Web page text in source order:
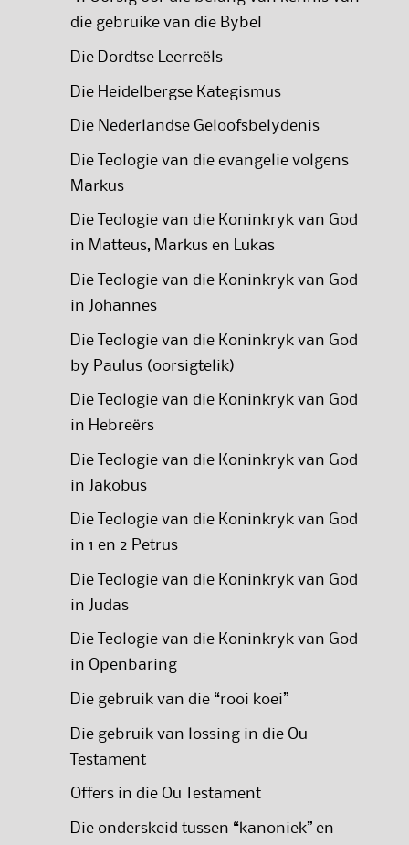
die gebruike van die Bybel
Die Dordtse Leerreëls
Die Heidelbergse Kategismus
Die Nederlandse Geloofsbelydenis
Die Teologie van die evangelie volgens
Markus
Die Teologie van die Koninkryk van God
in Matteus, Markus en Lukas
Die Teologie van die Koninkryk van God
in Johannes
Die Teologie van die Koninkryk van God
by Paulus (oorsigtelik)
Die Teologie van die Koninkryk van God
in Hebreërs
Die Teologie van die Koninkryk van God
in Jakobus
Die Teologie van die Koninkryk van God
in 1 en 2 Petrus
Die Teologie van die Koninkryk van God
in Judas
Die Teologie van die Koninkryk van God
in Openbaring
Die gebruik van die “rooi koei”
Die gebruik van lossing in die Ou
Testament
Offers in die Ou Testament
Die onderskeid tussen “kanoniek” en